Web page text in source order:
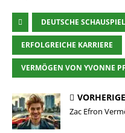
DEUTSCHE
ERFOLGREICHE KARRIERE
VERMÖGEN VON YVONNE
Zac Efron